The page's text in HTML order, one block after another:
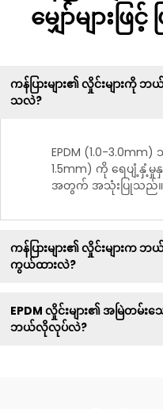
မျှော်များဖ
ကန်ပြားများ၏ လှိုင်းများကို ဘယ်
သလဲ?
EPDM (1.0-
1.5mm) ကို ရေပျံ့နှံ့မှု
အတွက် အသုံးပြုသည်။
ကန်ပြားများ၏ လှိုင်းများက
ကွယ်ထားလဲ?
EPDM လှိုင်းများ၏ အမြဲတမ်းသ
ဘယ်လိုလုပ်လဲ?